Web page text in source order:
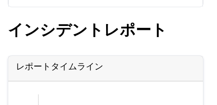
インシデントレポート
レポートタイムライン